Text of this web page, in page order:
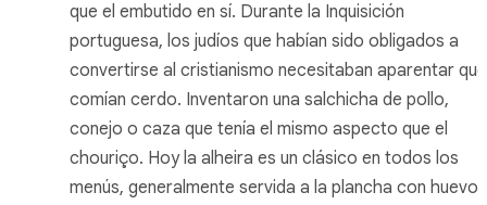
que el embutido en sí. Durante la Inquisición
portuguesa, los judíos que habían sido obligados a
convertirse al cristianismo necesitaban aparentar que
comían cerdo. Inventaron una salchicha de pollo,
conejo o caza que tenía el mismo aspecto que el
chouriço. Hoy la alheira es un clásico en todos los
menús, generalmente servida a la plancha con huevo